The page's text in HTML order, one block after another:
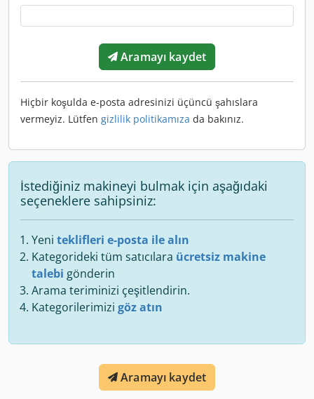
Aramayı kaydet
Hiçbir koşulda e-posta adresinizi üçüncü şahıslara
vermeyiz. Lütfen gizlilik politikamıza da bakınız.
İstediğiniz makineyi bulmak için aşağıdaki
seçeneklere sahipsiniz:
Yeni teklifleri e-posta ile alın
Kategorideki tüm satıcılara ücretsiz makine
talebi gönderin
Arama teriminizi çeşitlendirin.
Kategorilerimizi göz atın
Aramayı kaydet